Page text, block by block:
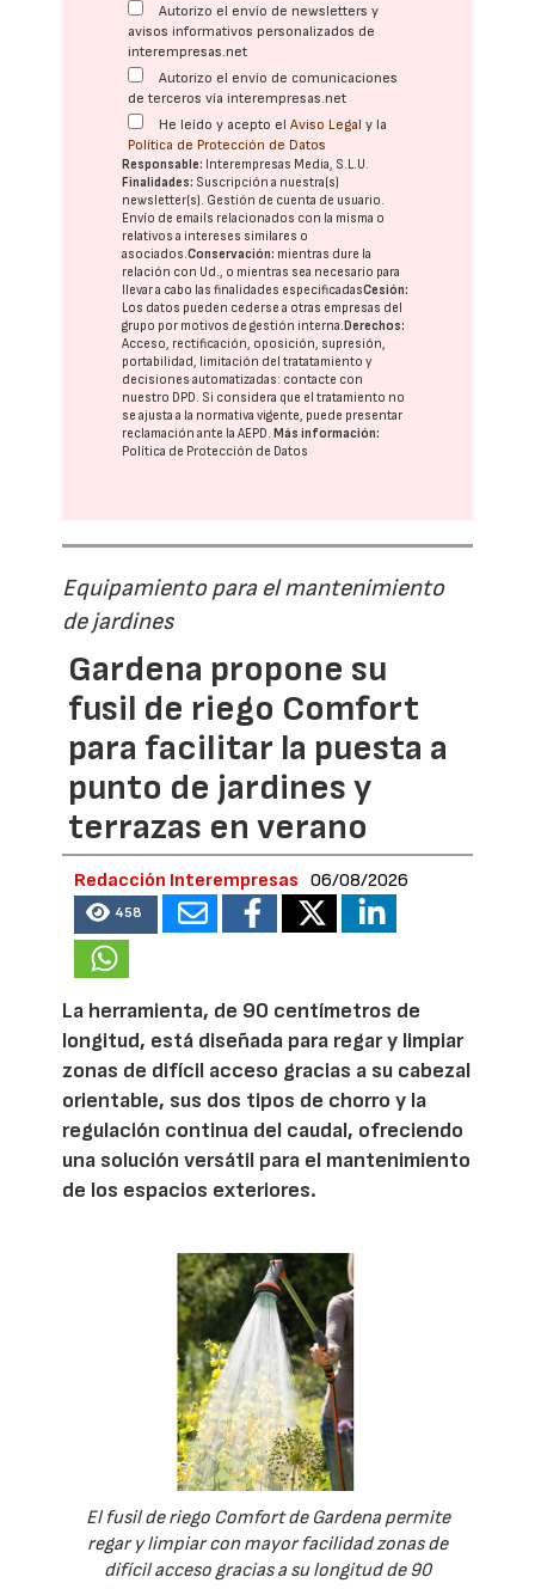
Autorizo el envío de newsletters y
avisos informativos personalizados de
interempresas.net
Autorizo el envío de comunicaciones
de terceros vía interempresas.net
He leído y acepto elAviso Legal y la
Política de Protección de Datos
Responsable: Interempresas Media, S.L.U.
Finalidades: Suscripción a nuestra(s)
newsletter(s). Gestión de cuenta de usuario.
Envío de emails relacionados con la misma o
relativos a intereses similares o
asociados.Conservación: mientras dure la
relación con Ud., o mientras sea necesario para
llevar a cabo las finalidades especificadasCesión:
Los datos pueden cederse a otras empresas del
grupo por motivos de gestión interna.Derechos:
Acceso, rectificación, oposición, supresión,
portabilidad, limitación del tratatamiento y
decisiones automatizadas: contacte con
nuestro DPD. Si considera que el tratamiento no
se ajusta a la normativa vigente, puede presentar
reclamación ante laAEPD.Más información:
Política de Protección de Datos
Equipamiento para el mantenimiento
de jardines
Gardena propone su
fusil de riego Comfort
para facilitar la puesta a
punto de jardines y
terrazas en verano
Redacción Interempresas 06/08/2026
458
La herramienta, de 90 centímetros de
longitud, está diseñada para regar y limpiar
zonas de difícil acceso gracias a su cabezal
orientable, sus dos tipos de chorro y la
regulación continua del caudal, ofreciendo
una solución versátil para el mantenimiento
de los espacios exteriores.
El fusil de riego Comfort de Gardena permite
regar y limpiar con mayor facilidad zonas de
difícil acceso gracias a su longitud de 90